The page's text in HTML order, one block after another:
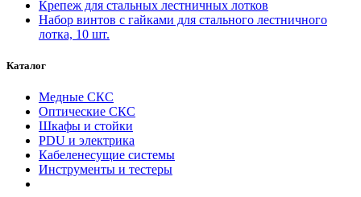
Крепеж для стальных лестничных лотков
Набор винтов с гайками для стального лестничного
лотка, 10 шт.
Каталог
Медные СКС
Оптические СКС
Шкафы и стойки
PDU и электрика
Кабеленесущие системы
Инструменты и тестеры